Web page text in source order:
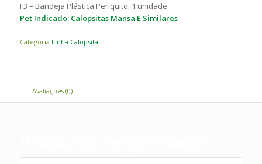
F3 – Bandeja Plástica Periquito: 1 unidade
Pet Indicado: Calopsitas Mansa E Similares
Categoria Linha Calopsita
Avaliações (0)